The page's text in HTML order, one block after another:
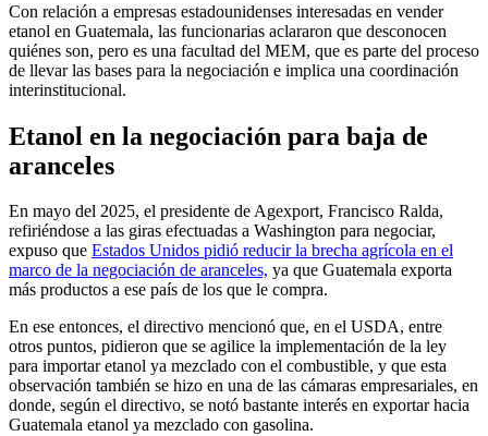
Con relación a empresas estadounidenses interesadas en vender
etanol en Guatemala, las funcionarias aclararon que desconocen
quiénes son, pero es una facultad del MEM, que es parte del proceso
de llevar las bases para la negociación e implica una coordinación
interinstitucional.
Etanol en la negociación para baja de
aranceles
En mayo del 2025, el presidente de Agexport, Francisco Ralda,
refiriéndose a las giras efectuadas a Washington para negociar,
expuso que Estados Unidos pidió reducir la brecha agrícola en el
marco de la negociación de aranceles, ya que Guatemala exporta
más productos a ese país de los que le compra.
En ese entonces, el directivo mencionó que, en el USDA, entre
otros puntos, pidieron que se agilice la implementación de la ley
para importar etanol ya mezclado con el combustible, y que esta
observación también se hizo en una de las cámaras empresariales, en
donde, según el directivo, se notó bastante interés en exportar hacia
Guatemala etanol ya mezclado con gasolina.